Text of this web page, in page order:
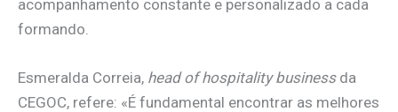
acompanhamento constante e personalizado a cada
formando.
Esmeralda Correia, head of hospitality businessda
CEGOC, refere: «É fundamental encontrar as melhores